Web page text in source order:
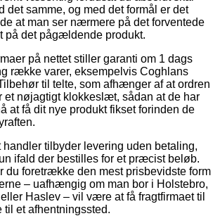
det samme, og med det formål er det
at man ser nærmere på det forventede
på det pågældende produkt.
på nettet stiller garanti om 1 dags
række varer, eksempelvis Coghlans
til telte, som afhænger af at ordren
et nøjagtigt klokkeslæt, sådan at de har
at få dit nye produkt fikset forinden de
handler tilbyder levering uden betaling,
ifald der bestilles for et præcist beløb.
du foretrække den mest prisbevidste form
– uafhængig om man bor i Holstebro,
Haslev – vil være at få fragtfirmaet til
til et afhentningssted.